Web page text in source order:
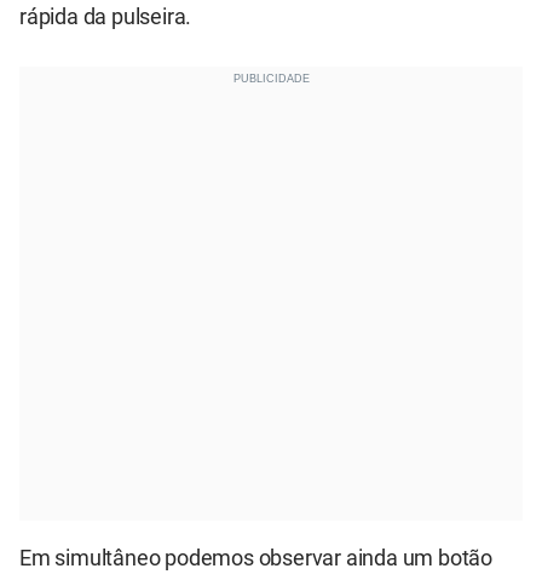
rápida da pulseira.
Em simultâneo podemos observar ainda um botão